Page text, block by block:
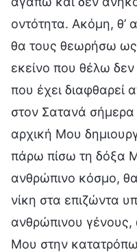
οντότητα. Ακόμη, θ’
θα τους θεωρήσω
εκείνο που θέλω δεν
που έχει διαφθαρεί
στον Σατανά σήμερα
αρχική Μου
πάρω πίσω τη δόξα
ανθρώπινο κόσμο,
νίκη στα επιζώντα
ανθρώπινου
Μου στην